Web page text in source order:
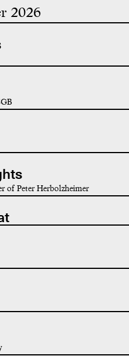
2026
of Peter Herbolzheimer